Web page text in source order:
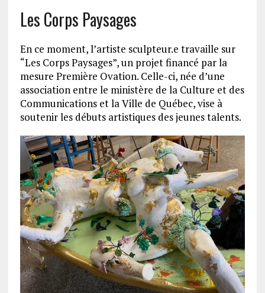
Les Corps Paysages
En ce moment, l’artiste sculpteur.e travaille sur
“Les Corps Paysages”, un projet financé par la
mesure Première Ovation. Celle-ci, née d’une
association entre le ministère de la Culture et des
Communications et la Ville de Québec, vise à
soutenir les débuts artistiques des jeunes talents.